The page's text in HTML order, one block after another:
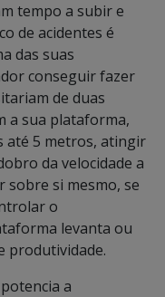
tempo a subir e
de acidentes é
das suas
conseguir fazer
de duas
a sua plataforma,
até 5 metros, atingir
da velocidade a
sobre si mesmo, se
o
levanta ou
produtividade.
a